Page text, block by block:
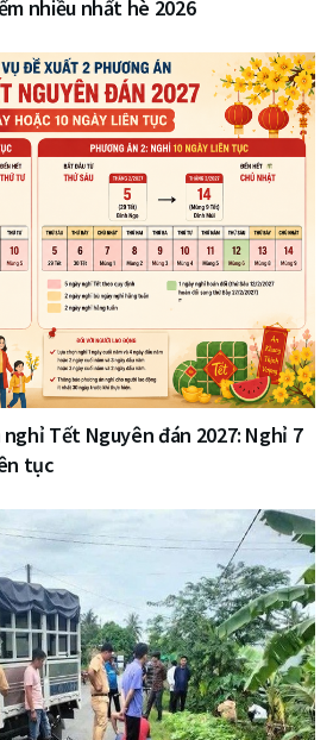
nhiều nhất hè 2026
Tết Nguyên đán 2027: Nghỉ 7
tục